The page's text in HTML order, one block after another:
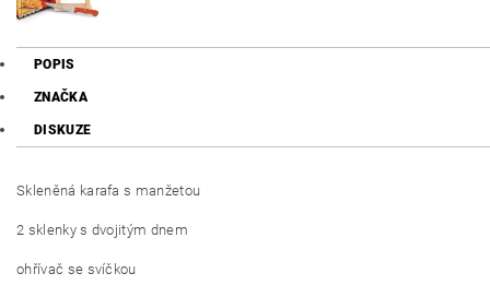
POPIS
ZNAČKA
DISKUZE
Skleněná karafa s manžetou
2 sklenky s dvojitým dnem
ohřívač se svíčkou